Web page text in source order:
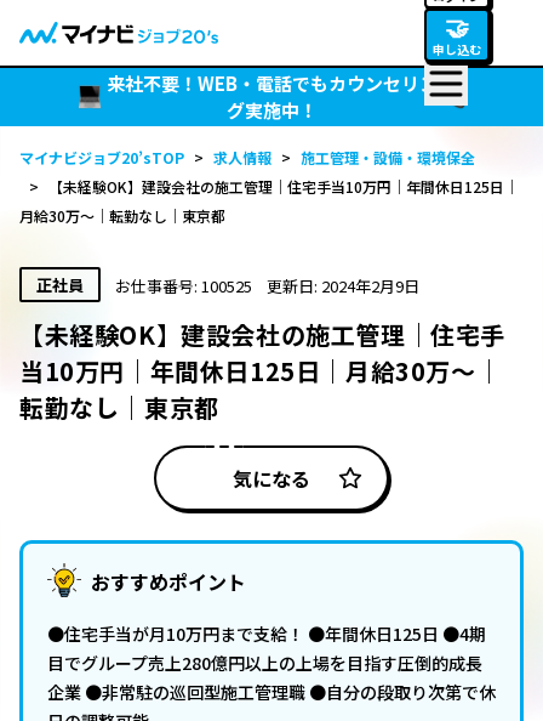
🤝
申し込む
来社不要！WEB・電話でもカウンセリン
グ実施中！
マイナビジョブ20’sTOP > 求人情報 > 施工管理・設備・環境保全
>
【未経験OK】建設会社の施工管理｜住宅手当10万円｜年間休日125日｜
月給30万～｜転勤なし｜東京都
正社員 お仕事番号: 100525 更新日: 2024年2月9日
【未経験OK】建設会社の施工管理｜住宅手
当10万円｜年間休日125日｜月給30万～｜
転勤なし｜東京都
気になる
おすすめポイント
●住宅手当が月10万円まで支給！ ●年間休日125日 ●4期
目でグループ売上280億円以上の上場を目指す圧倒的成長
企業 ●非常駐の巡回型施工管理職 ●自分の段取り次第で休